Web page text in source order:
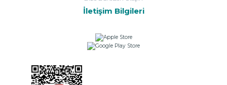
İletişim Bilgileri